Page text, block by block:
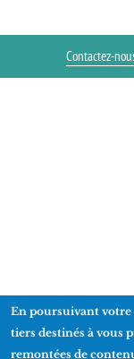
Contactez-
En poursuivant votre
tiers destinés à vous
remontées de